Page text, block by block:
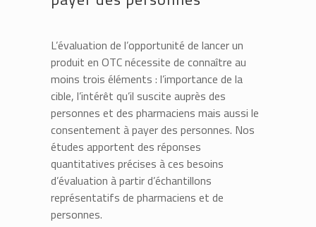
L’évaluation de l’opportunité de lancer un
produit en OTC nécessite de connaître au
moins trois éléments : l’importance de la
cible, l’intérêt qu’il suscite auprès des
personnes et des pharmaciens mais aussi le
consentement à payer des personnes. Nos
études apportent des réponses
quantitatives précises à ces besoins
d’évaluation à partir d’échantillons
représentatifs de pharmaciens et de
personnes.